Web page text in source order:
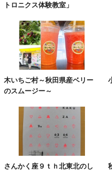
トロニクス体験教室」
木いちご村～秋田県産ベリー
のスムージー～
さんかく座９ｔｈ北東北のし